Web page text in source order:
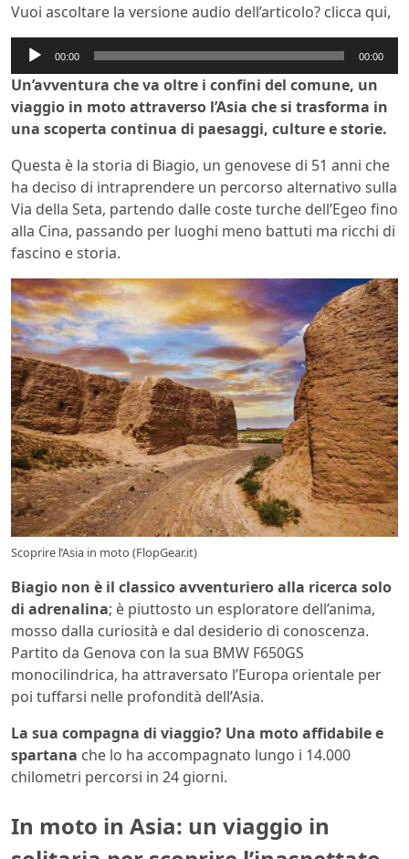
Vuoi ascoltare la versione audio dell’articolo? clicca qui,
Audio
Player
00:00 00:00
Un’avventura che va oltre i confini del comune, un
viaggio in moto attraverso l’Asia che si trasforma in
una scoperta continua di paesaggi, culture e storie.
Questa è la storia di Biagio, un genovese di 51 anni che
ha deciso di intraprendere un percorso alternativo sulla
Via della Seta, partendo dalle coste turche dell’Egeo fino
alla Cina, passando per luoghi meno battuti ma ricchi di
fascino e storia.
Scoprire l’Asia in moto (FlopGear.it)
Biagio non è il classico avventuriero alla ricerca solo
di adrenalina; è piuttosto un esploratore dell’anima,
mosso dalla curiosità e dal desiderio di conoscenza.
Partito da Genova con la sua BMW F650GS
monocilindrica, ha attraversato l’Europa orientale per
poi tuffarsi nelle profondità dell’Asia.
La sua compagna di viaggio? Una moto affidabile e
spartana che lo ha accompagnato lungo i 14.000
chilometri percorsi in 24 giorni.
In moto in Asia: un viaggio in